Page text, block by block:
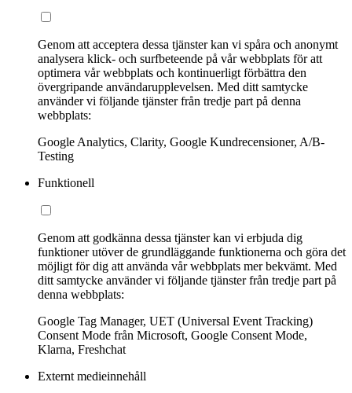
Genom att acceptera dessa tjänster kan vi spåra och anonymt
analysera klick- och surfbeteende på vår webbplats för att
optimera vår webbplats och kontinuerligt förbättra den
övergripande användarupplevelsen. Med ditt samtycke
använder vi följande tjänster från tredje part på denna
webbplats:
Google Analytics, Clarity, Google Kundrecensioner, A/B-
Testing
Funktionell
Genom att godkänna dessa tjänster kan vi erbjuda dig
funktioner utöver de grundläggande funktionerna och göra det
möjligt för dig att använda vår webbplats mer bekvämt. Med
ditt samtycke använder vi följande tjänster från tredje part på
denna webbplats:
Google Tag Manager, UET (Universal Event Tracking)
Consent Mode från Microsoft, Google Consent Mode,
Klarna, Freshchat
Externt medieinnehåll